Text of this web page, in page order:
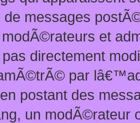
de messages
et
pas directement
par
postant des
un modÃ©rateur